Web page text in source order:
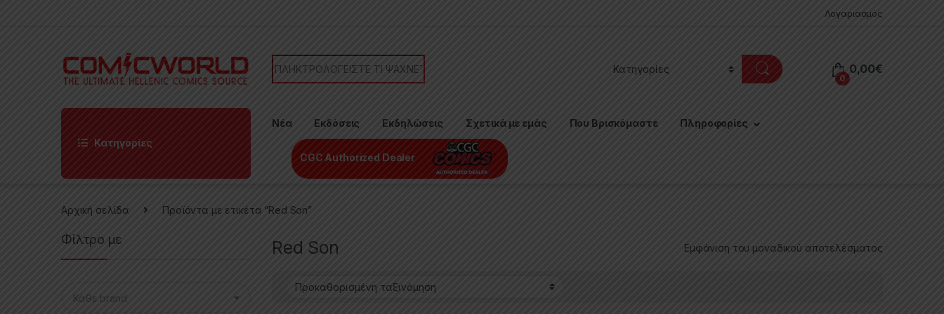
Λογαριασμός
0
0,00€
Κατηγορίες
Νέα Εκδόσεις Εκδηλώσεις Σχετικά με εμάς Που Βρισκόμαστε Πληροφορίες
CGC Authorized Dealer
Αρχική σελίδα Προϊόντα με ετικέτα “Red Son”
Red Son Εμφάνιση του μοναδικού αποτελέσματος
Φίλτρο με
Κάθε brand